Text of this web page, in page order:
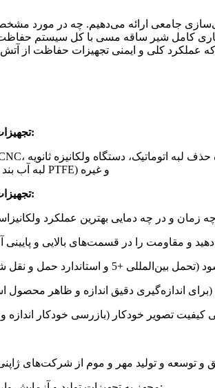
جامعی ارائه می‌دهیم. چه در مورد
کامل شیر ساقه مسی با کل سیستم
۱. تجهیزات پیشرفته تولید:
لبه آب بند روغنی، کوره پخت PTFE) و غیره
2. تجهیزات بازرسی کامل: